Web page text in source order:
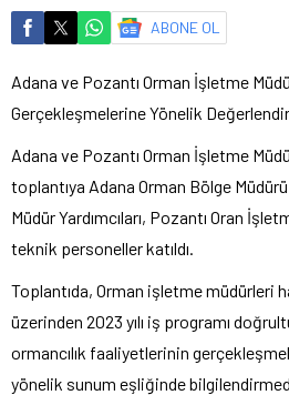
ABONE OL
Adana ve Pozantı Orman İşletme
Gerçekleşmelerine Yönelik
Adana ve Pozantı Orman İşletme
toplantıya Adana Orman Bölge
Müdür Yardımcıları, Pozantı Oran
teknik personeller katıldı.
Toplantıda, Orman işletme müdürleri
üzerinden 2023 yılı iş programı
ormancılık faaliyetlerinin
yönelik sunum eşliğinde